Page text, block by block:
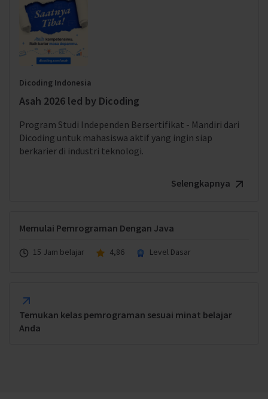
Dicoding Indonesia
Asah 2026 led by Dicoding
Program Studi Independen Bersertifikat - Mandiri dari
Dicoding untuk mahasiswa aktif yang ingin siap
berkarier di industri teknologi.
Selengkapnya
Memulai Pemrograman Dengan Java
15 Jam belajar 4,86 Level Dasar
Temukan kelas pemrograman sesuai minat belajar
Anda